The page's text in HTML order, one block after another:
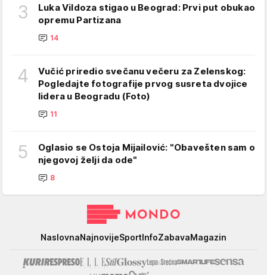
3
Luka Vildoza stigao u Beograd: Prvi put obukao
opremu Partizana
14
4
Vučić priredio svečanu večeru za Zelenskog:
Pogledajte fotografije prvog susreta dvojice
lidera u Beogradu (Foto)
11
5
Oglasio se Ostoja Mijailović: "Obavešten sam o
njegovoj želji da ode"
8
NaslovnaNajnovijeSportInfoZabavaMagazin